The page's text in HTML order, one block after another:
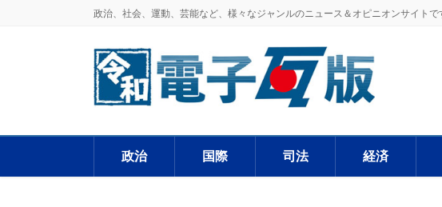
政治、社会、運動、芸能など、様々なジャンルのニュース＆オピニオンサイトで
政治 国際 司法 経済